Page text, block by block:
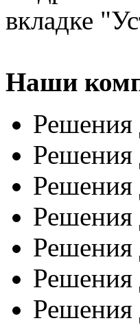
вкладке
Наши
Решения
Решения
Решения
Решения
Решения
Решения
Решения